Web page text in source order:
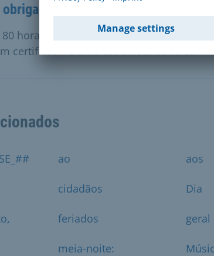
horas de trabalho voluntário por ano,
certificado e uma caderneta de vales.
ao aos
cidadãos Dia
feriados geral
meia-noite: